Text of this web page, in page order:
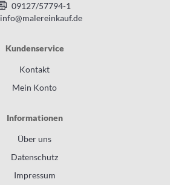
09127/57794-1
info@malereinkauf.de
Kundenservice
Kontakt
Mein Konto
Informationen
Über uns
Datenschutz
Impressum